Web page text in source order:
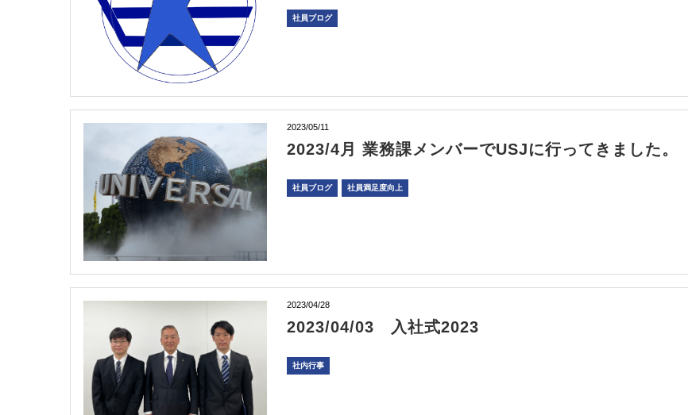
社員ブログ
2023/05/11
2023/4月 業務課メンバーでUSJに行ってきました。
社員ブログ 社員満足度向上
2023/04/28
2023/04/03 入社式2023
社内行事